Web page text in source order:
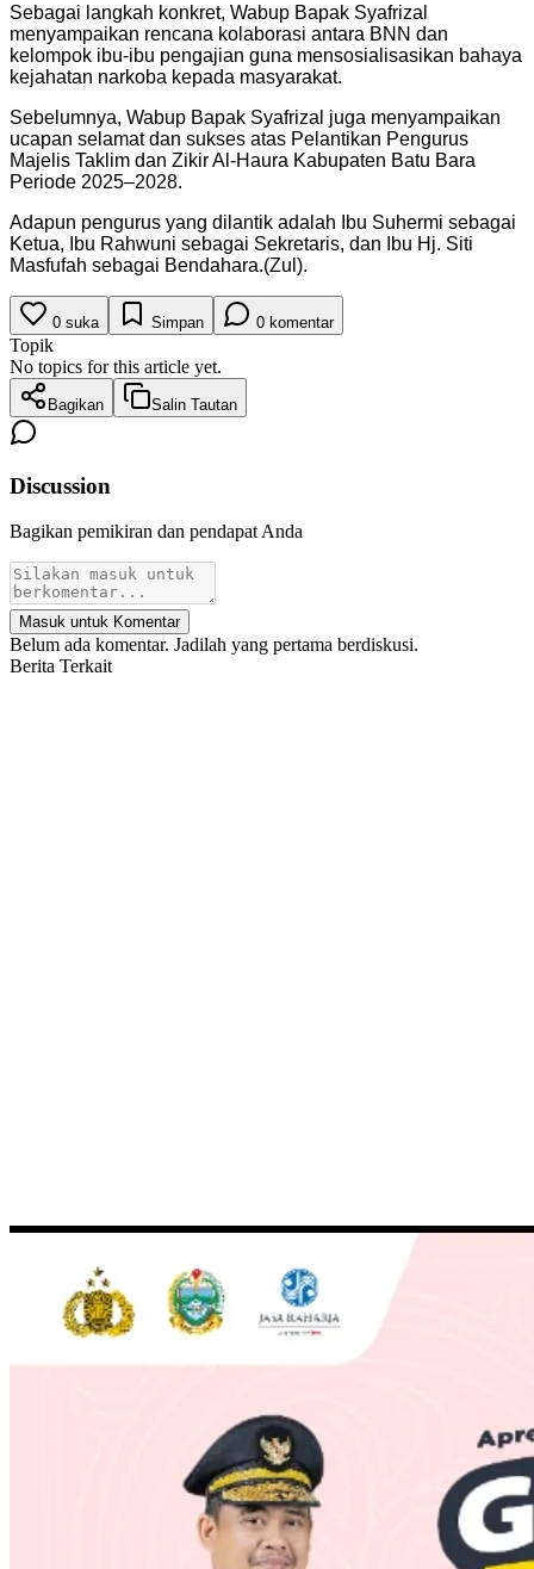
Sebagai langkah konkret, Wabup Bapak Syafrizal
menyampaikan rencana kolaborasi antara BNN dan
kelompok ibu-ibu pengajian guna mensosialisasikan bahaya
kejahatan narkoba kepada masyarakat.
Sebelumnya, Wabup Bapak Syafrizal juga menyampaikan
ucapan selamat dan sukses atas Pelantikan Pengurus
Majelis Taklim dan Zikir Al-Haura Kabupaten Batu Bara
Periode 2025–2028.
Adapun pengurus yang dilantik adalah Ibu Suhermi sebagai
Ketua, Ibu Rahwuni sebagai Sekretaris, dan Ibu Hj. Siti
Masfufah sebagai Bendahara.(Zul).
0 suka Simpan 0 komentar
Topik
No topics for this article yet.
Bagikan Salin Tautan
Discussion
Bagikan pemikiran dan pendapat Anda
Masuk untuk Komentar
Belum ada komentar. Jadilah yang pertama berdiskusi.
Berita Terkait